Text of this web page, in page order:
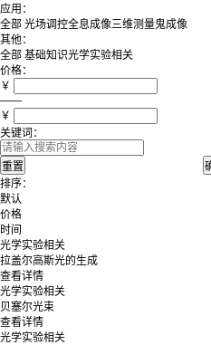
应用：
全部 光场调控全息成像三维测量鬼成像
其他：
全部 基础知识光学实验相关
价格：
￥
——
￥
关键词：
排序：
默认
价格
时间
光学实验相关
拉盖尔高斯光的生成
查看详情
光学实验相关
贝塞尔光束
查看详情
光学实验相关